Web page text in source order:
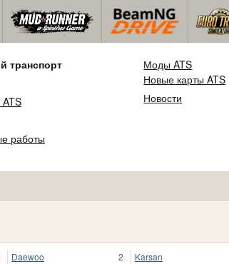
транспорт
работы
Моды ATS
Новые карты ATS
Новости
Daewoo
2
Karsan